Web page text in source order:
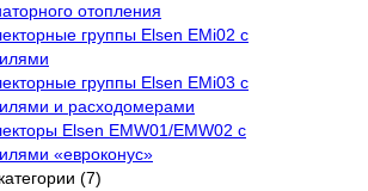
отопления
группы Elsen EMi02 с
группы Elsen EMi03 с
и расходомерами
Elsen EMW01/EMW02 с
«евроконус»
(7)